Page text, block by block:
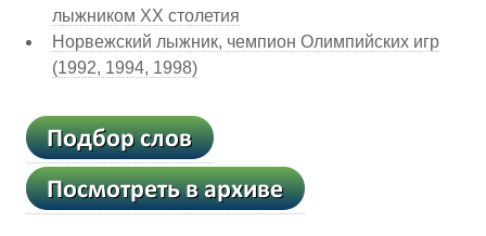
лыжником XX столетия
Норвежский лыжник, чемпион Олимпийских игр
(1992, 1994, 1998)